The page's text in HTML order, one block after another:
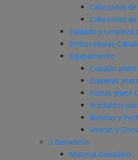
Cabezadas
Cabezadas
Cuidado y Limpieza
Embocaduras
Equipamiento
Calzado
Espuelas
Fustas Jinete
Productos
Riendas y
Viseras y
Ganadería
Material Ganadero